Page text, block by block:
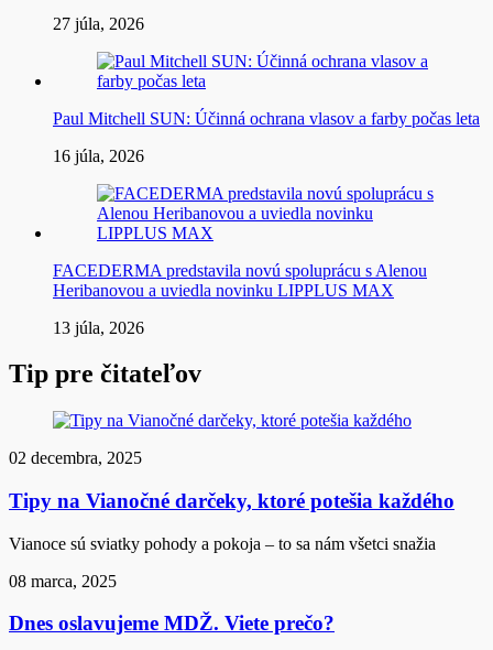
27 júla, 2026
Paul Mitchell SUN: Účinná ochrana vlasov a farby počas leta
16 júla, 2026
FACEDERMA predstavila novú spoluprácu s Alenou
Heribanovou a uviedla novinku LIPPLUS MAX
13 júla, 2026
Tip pre čitateľov
02 decembra, 2025
Tipy na Vianočné darčeky, ktoré potešia každého
Vianoce sú sviatky pohody a pokoja – to sa nám všetci snažia
08 marca, 2025
Dnes oslavujeme MDŽ. Viete prečo?